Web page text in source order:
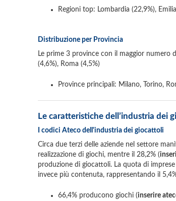
Regioni top: Lombardia (22,9%),
Distribuzione per Provincia
Le prime 3 province con il maggior numero
(4,6%), Roma (4,5%)
Province principali: Milano, Torino,
Le caratteristiche dell’industria dei
I codici Ateco dell'industria dei giocattoli
Circa due terzi delle aziende nel settore
realizzazione di giochi, mentre il 28,2% (
produzione di giocattoli. La quota di
invece più contenuta, rappresentando il
66,4% producono giochi (inserire